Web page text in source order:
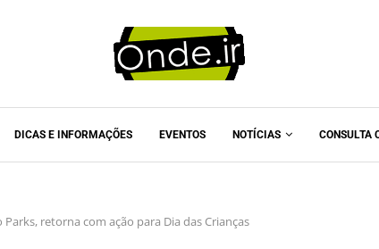
DICAS E INFORMAÇÕES EVENTOS NOTÍCIAS CONSULTA
retorna com ação para Dia das Crianças